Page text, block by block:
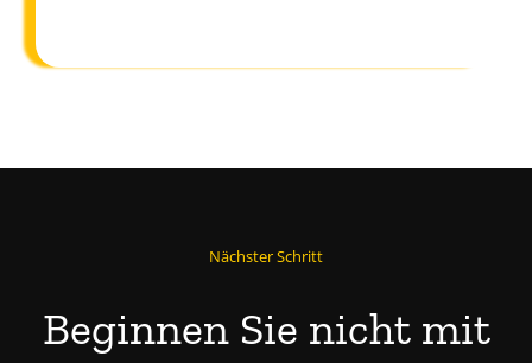
Nächster Schritt
Beginnen Sie nicht mit